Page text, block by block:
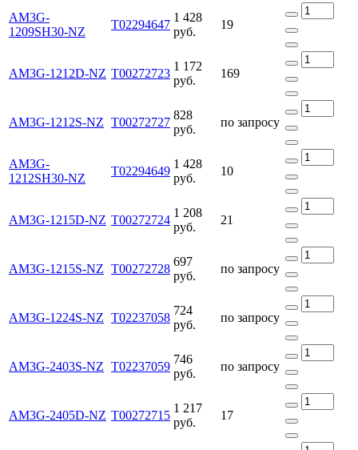
AM3G-
1209SH30-NZ
Т02294647
1 428
руб.
19
AM3G-1212D-NZ Т00272723
1 172
руб.
169
AM3G-1212S-NZ Т00272727
828
руб.
по запросу
AM3G-
1212SH30-NZ
Т02294649
1 428
руб.
10
AM3G-1215D-NZ Т00272724
1 208
руб.
21
AM3G-1215S-NZ Т00272728
697
руб.
по запросу
AM3G-1224S-NZ Т02237058
724
руб.
по запросу
AM3G-2403S-NZ Т02237059
746
руб.
по запросу
AM3G-2405D-NZ Т00272715
1 217
руб.
17